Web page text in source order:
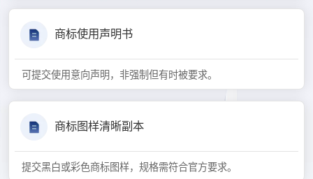
商标使用声明书
可提交使用意向声明，非强制但有时被要求。
商标图样清晰副本
提交黑白或彩色商标图样，规格需符合官方要求。